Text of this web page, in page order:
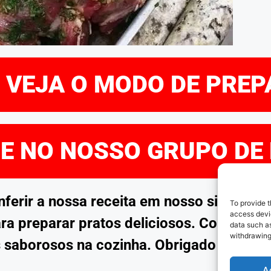
To provide
access
data such
O MODO DE
NO NOSSO GRUPO DE
a nossa receita em nosso site.
preparar pratos deliciosos. Continue
na cozinha. Obrigado por